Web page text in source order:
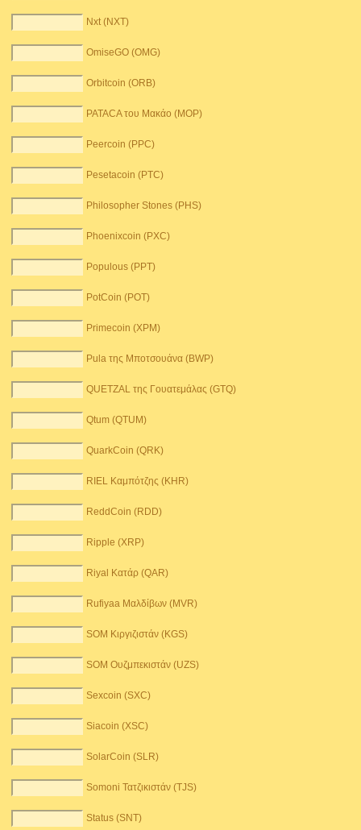
Nxt (NXT)
OmiseGO (OMG)
Orbitcoin (ORB)
PATACA του Μακάο (MOP)
Peercoin (PPC)
Pesetacoin (PTC)
Philosopher Stones (PHS)
Phoenixcoin (PXC)
Populous (PPT)
PotCoin (POT)
Primecoin (XPM)
Pula της Μποτσουάνα (BWP)
QUETZAL της Γουατεμάλας (GTQ)
Qtum (QTUM)
QuarkCoin (QRK)
RIEL Καμπότζης (KHR)
ReddCoin (RDD)
Ripple (XRP)
Riyal Κατάρ (QAR)
Rufiyaa Μαλδίβων (MVR)
SOM Κιργιζιστάν (KGS)
SOM Ουζμπεκιστάν (UZS)
Sexcoin (SXC)
Siacoin (XSC)
SolarCoin (SLR)
Somoni Τατζικιστάν (TJS)
Status (SNT)